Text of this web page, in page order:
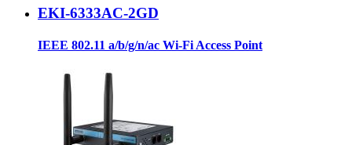
EKI-6333AC-2GD
IEEE 802.11 a/b/g/n/ac Wi-Fi Access Point